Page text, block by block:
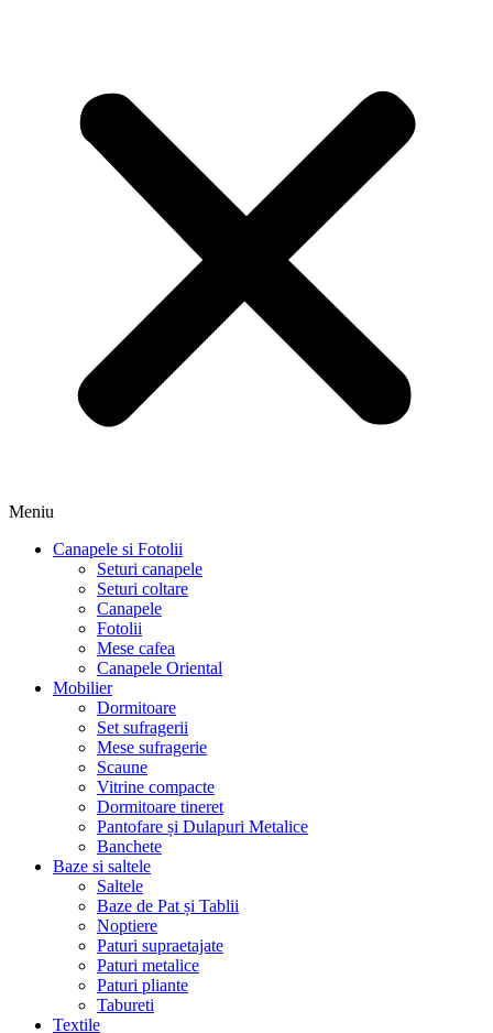
Meniu
Canapele si Fotolii
Seturi canapele
Seturi coltare
Canapele
Fotolii
Mese cafea
Canapele Oriental
Mobilier
Dormitoare
Set sufragerii
Mese sufragerie
Scaune
Vitrine compacte
Dormitoare tineret
Pantofare și Dulapuri Metalice
Banchete
Baze si saltele
Saltele
Baze de Pat și Tablii
Noptiere
Paturi supraetajate
Paturi metalice
Paturi pliante
Tabureti
Textile